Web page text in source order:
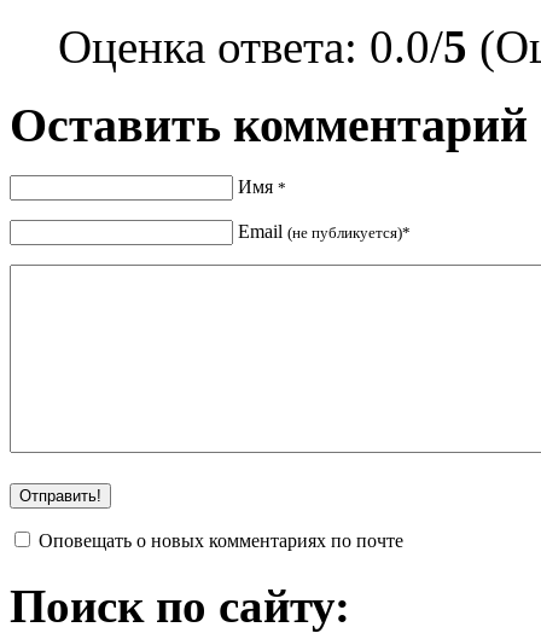
Оценка ответа: 0.0/5
Оставить комментарий
Имя *
Email (не публикуется)*
Оповещать о новых комментариях по почте
Поиск по сайту: